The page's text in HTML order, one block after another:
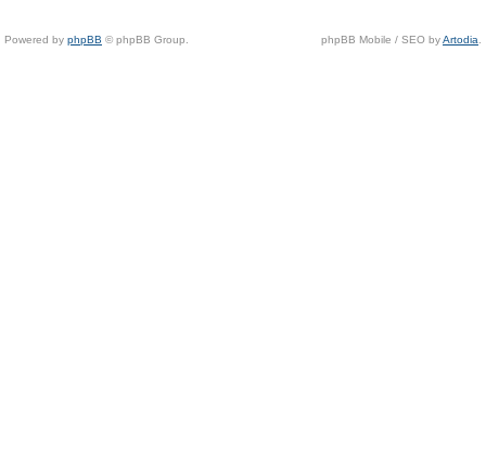
Powered by phpBB © phpBB Group. phpBB Mobile / SEO byArtodia